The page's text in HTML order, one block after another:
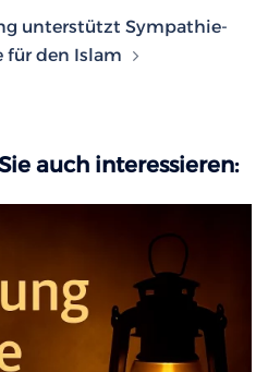
unterstützt Sympathie-
für den Islam
auch interessieren: